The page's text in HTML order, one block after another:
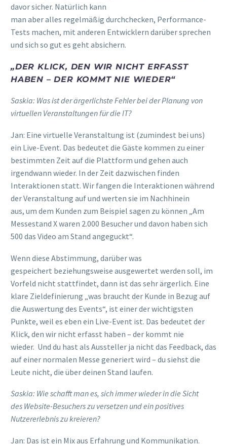
davor sicher. Natürlich kann
man aberalles regelmäßig durchchecken, Performance-
Tests machen, mit anderen Entwicklern darüber sprechen
und sich so gut es geht absichern.
„DER KLICK, DEN WIR NICHT ERFASST
HABEN – DER KOMMT NIE WIEDER“
Saskia: Was istder ärgerlichste Fehler bei der Planung von
virtuellen Veranstaltungen für die IT?
Jan: Eine virtuelle Veranstaltung ist (zumindest bei uns)
ein Live-Event. Das bedeutet die Gäste kommen zu einer
bestimmten Zeit auf die Plattform und gehen auch
irgendwann wieder. In der Zeit dazwischen finden
Interaktionen statt. Wir fangen die Interaktionen während
der Veranstaltung auf und werten sie im Nachhinein
aus, um dem Kunden zum Beispiel sagen zu können „Am
Messestand X waren 2.000 Besucher und davon haben sich
500 das Video am Stand angeguckt“.
Wenn diese Abstimmung, darüber was
gespeichert beziehungsweise ausgewertet werden soll, im
Vorfeld nicht stattfindet, dann ist das sehr ärgerlich. Eine
klare Zieldefinierung was braucht der Kunde in Bezug auf
die Auswertung des Events“, ist einerder wichtigsten
Punkte, weil es eben ein Live-Event ist. Das bedeutet der
Klick, den wir nicht erfasst haben – der kommt nie
wieder. Und du hast als Aussteller ja nicht das Feedback, das
auf einer normalen Messe generiert wird – du siehst die
Leute nicht, die über deinen Stand laufen.
Saskia: Wie schafft man es, sich immer wieder in die Sicht
des Website-Besuchers zu versetzen und ein positives
Nutzererlebnis zu kreieren?
Jan: Das ist ein Mix aus Erfahrung und Kommunikation.